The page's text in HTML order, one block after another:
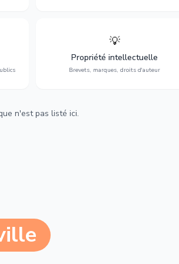
💡
Propriété intellectuelle
Brevets, marques, droits d'auteur
Protection de vos créations : brevets,
marques, droits d'auteur et lutte contre la
contrefaçon.
n'est pas listé ici.